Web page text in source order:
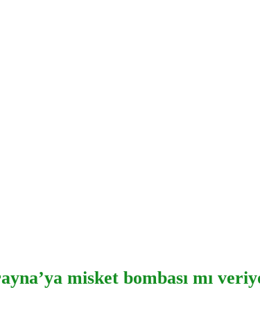
misket bombası mı